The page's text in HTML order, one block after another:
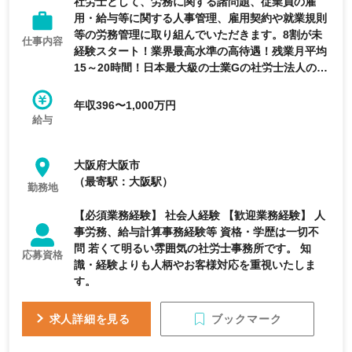
仕事内容
用・給与等に関する人事管理、雇用契約や就業規則
等の労務管理に取り組んでいただきます。8割が未
経験スタート！業界最高水準の高待遇！残業月平均
15～20時間！日本最大級の士業Gの社労士法人の求
給与
年収396〜1,000万円
勤務地
大阪府大阪市
（最寄駅：大阪駅）
応募資格
【必須業務経験】 社会人経験 【歓迎業務経験】 人
事労務、給与計算事務経験等 資格・学歴は一切不
問 若くて明るい雰囲気の社労士事務所です。 知
識・経験よりも人柄やお客様対応を重視いたしま
す。
求人詳細を見る ブックマーク